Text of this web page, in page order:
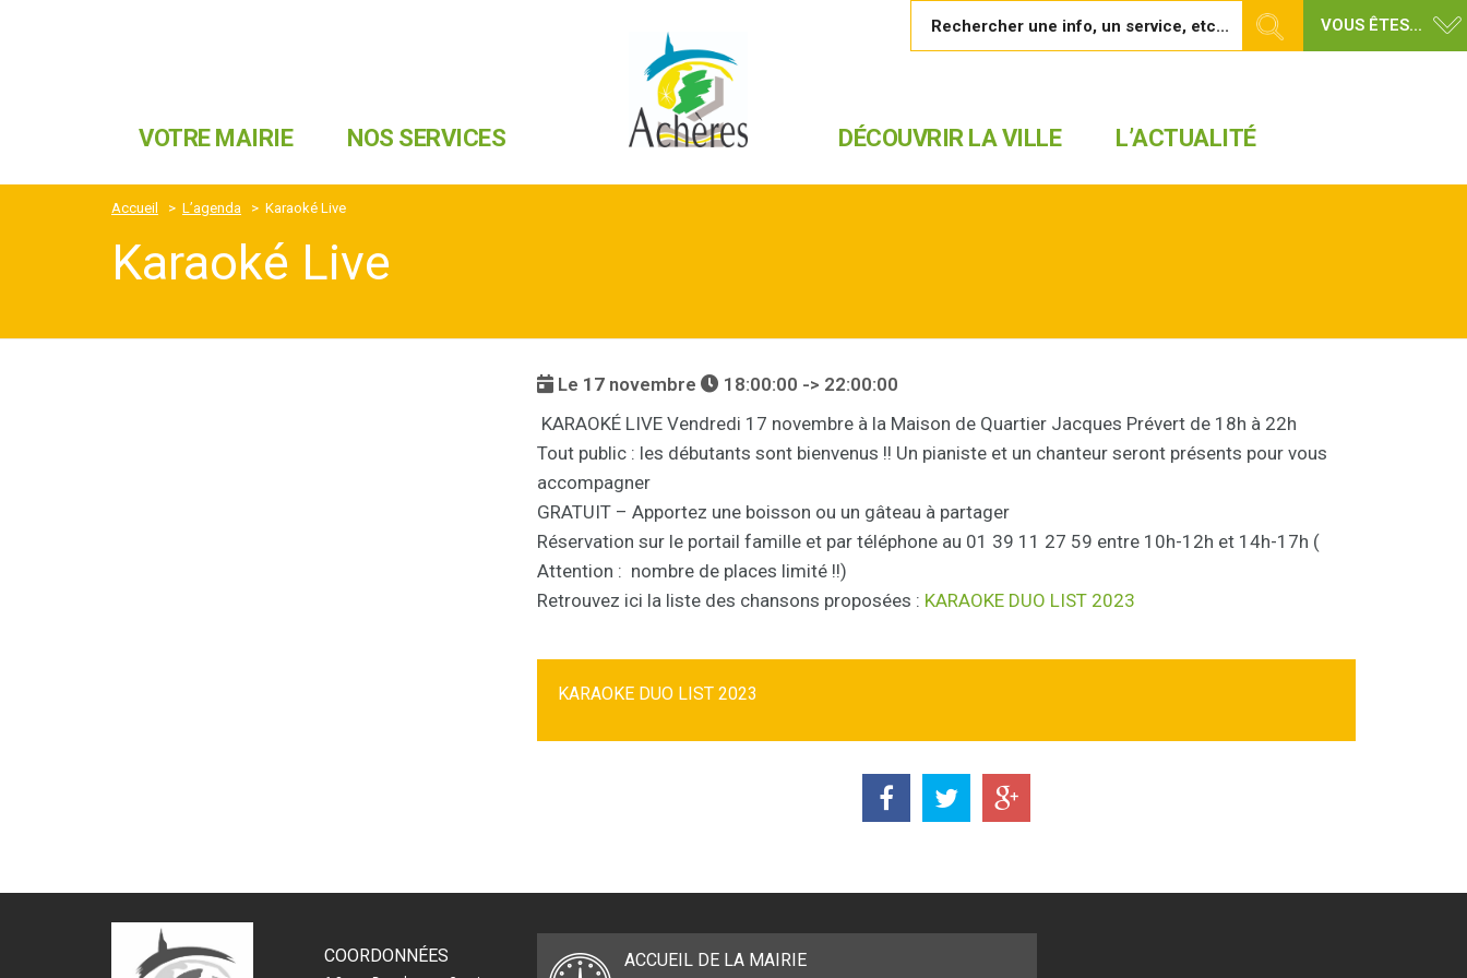
VOUS ÊTES...
VOTRE MAIRIE NOS SERVICES DÉCOUVRIR LA VILLE L’ACTUALITÉ
Accueil > L’agenda > Karaoké Live
Karaoké Live
Le 17 novembre
18:00:00 -> 22:00:00
KARAOKÉ LIVE Vendredi 17 novembre à la Maison de Quartier Jacques Prévert de 18h à 22h
Tout public : les débutants sont bienvenus !! Un pianiste et un chanteur seront présents pour vous
accompagner
GRATUIT – Apportez une boisson ou un gâteau à partager
Réservation sur le portail famille et par téléphone au 01 39 11 27 59 entre 10h-12h et 14h-17h (
Attention : nombre de places limité !!)
Retrouvez ici la liste des chansons proposées : KARAOKE DUO LIST 2023
KARAOKE DUO LIST 2023
COORDONNÉES ACCUEIL DE LA MAIRIE